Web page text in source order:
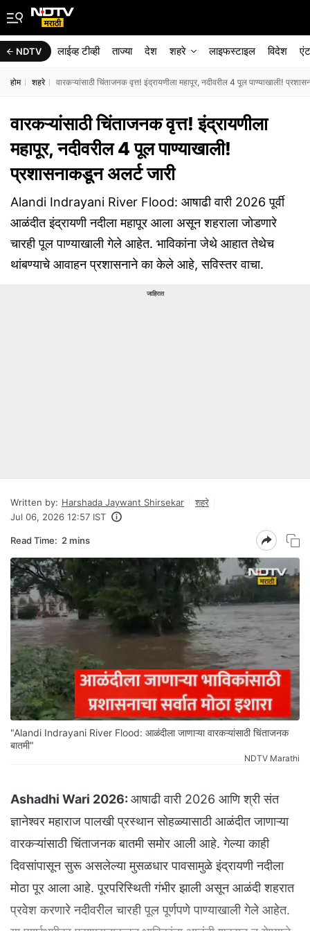
NDTV लाईव्ह टीव्ही ताज्या देश शहरे लाइफस्टाइल विदेश
होम शहरे वारकऱ्यांसाठी चिंताजनक वृत्त! इंद्रायणीला महापूर, नदीवरील 4 पूल पाण्याखाली!
वारकऱ्यांसाठी चिंताजनक वृत्त! इंद्रायणीला
महापूर, नदीवरील 4 पूल पाण्याखाली!
प्रशासनाकडून अलर्ट जारी
Alandi Indrayani River Flood: आषाढी वारी 2026 पूर्वी
आळंदीत इंद्रायणी नदीला महापूर आला असून शहराला जोडणारे
चारही पूल पाण्याखाली गेले आहेत. भाविकांना जेथे आहात तेथेच
थांबण्याचे आवाहन प्रशासनाने का केले आहे, सविस्तर वाचा.
जाहिरात
Written by: Harshada Jaywant Shirsekar
शहरे
Jul 06, 2026 12:57 IST
Read Time: 2 mins
"Alandi Indrayani River Flood: आळंदीला जाणाऱ्या वारकऱ्यांसाठी चिंताजनक
बातमी"
NDTV Marathi
Ashadhi Wari 2026: आषाढी वारी 2026 आणि श्री संत
ज्ञानेश्वर महाराज पालखी प्रस्थान सोहळ्यासाठी आळंदीत जाणाऱ्या
वारकऱ्यांसाठी चिंताजनक बातमी समोर आली आहे. गेल्या काही
दिवसांपासून सुरू असलेल्या मुसळधार पावसामुळे इंद्रायणी नदीला
मोठा पूर आला आहे. पूरपरिस्थिती गंभीर झाली असून आळंदी शहरात
प्रवेश करणारे नदीवरील चारही पूल पूर्णपणे पाण्याखाली गेले आहेत.